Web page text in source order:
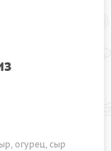
огурец сыр